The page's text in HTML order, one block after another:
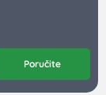
Poručite